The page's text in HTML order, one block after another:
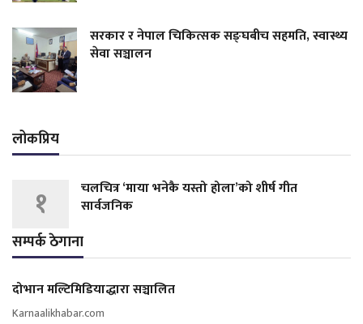
सरकार र नेपाल चिकित्सक सङ्घबीच सहमति, स्वास्थ्य
सेवा सञ्चालन
लोकप्रिय
१
चलचित्र ‘माया भनेकै यस्तो होला’को शीर्ष गीत
सार्वजनिक
सम्पर्क ठेगाना
दोभान मल्टिमिडियाद्धारा सञ्चालित
Karnaalikhabar.com